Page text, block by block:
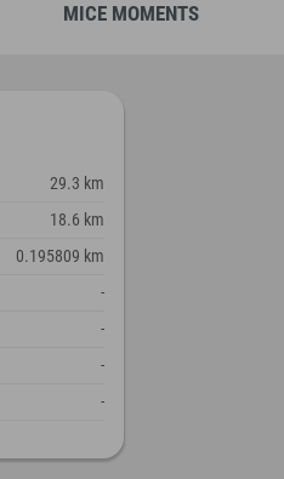
MICE MOMENTS
29.3 km
18.6 km
0.195809 km
-
-
-
-